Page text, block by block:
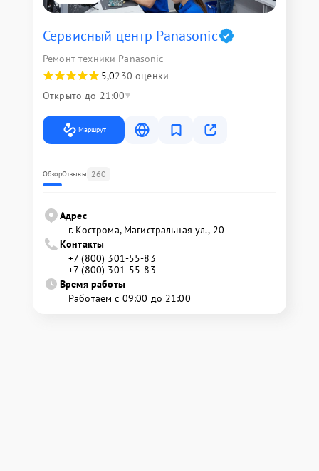
Сервисный центр Panasonic
Ремонт техники Panasonic
5,0230 оценки
Открыто до 21:00
Маршрут
ОбзорОтзывы 260
Адрес
г. Кострома, Магистральная ул., 20
Контакты
+7 (800) 301-55-83
+7 (800) 301-55-83
Время работы
Работаем с 09:00 до 21:00